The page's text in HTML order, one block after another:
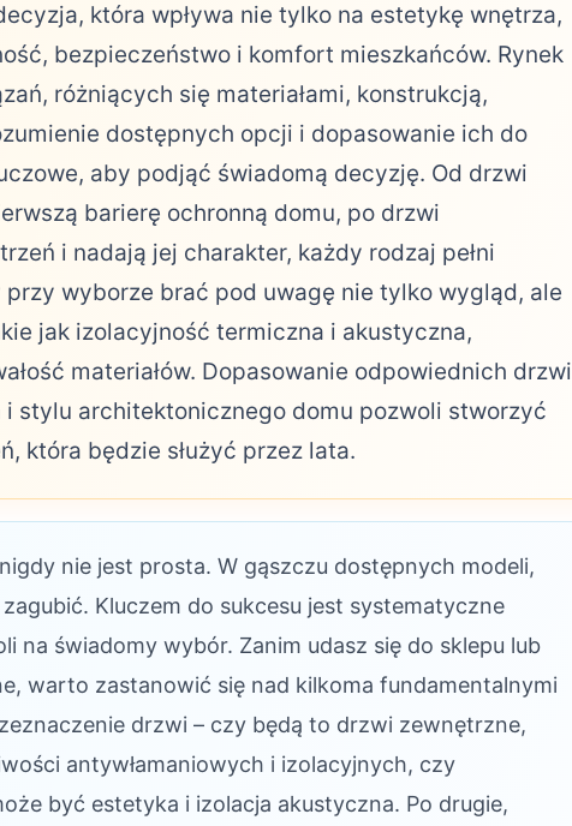
która wpływa nie tylko na estetykę wnętrza,
bezpieczeństwo i komfort mieszkańców. Rynek
różniących się materiałami, konstrukcją,
dostępnych opcji i dopasowanie ich do
aby podjąć świadomą decyzję. Od drzwi
barierę ochronną domu, po drzwi
i nadają jej charakter, każdy rodzaj pełni
wyborze brać pod uwagę nie tylko wygląd, ale
jak izolacyjność termiczna i akustyczna,
materiałów. Dopasowanie odpowiednich drzwi
stylu architektonicznego domu pozwoli stworzyć
która będzie służyć przez lata.
nie jest prosta. W gąszczu dostępnych modeli,
Kluczem do sukcesu jest systematyczne
na świadomy wybór. Zanim udasz się do sklepu lub
warto zastanowić się nad kilkoma fundamentalnymi
drzwi – czy będą to drzwi zewnętrzne,
antywłamaniowych i izolacyjnych, czy
być estetyka i izolacja akustyczna. Po drugie,